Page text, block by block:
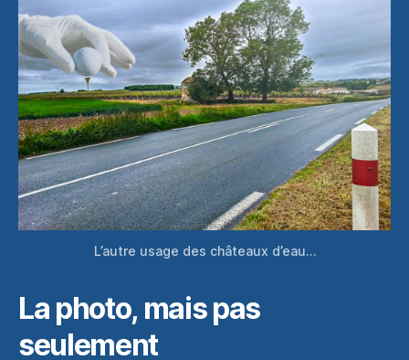
L’autre usage des châteaux d’eau…
La photo, mais pas
seulement